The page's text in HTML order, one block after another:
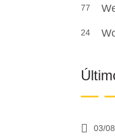
77
24
03/